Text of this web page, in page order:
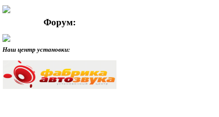
Форум:
Наш центр установки: